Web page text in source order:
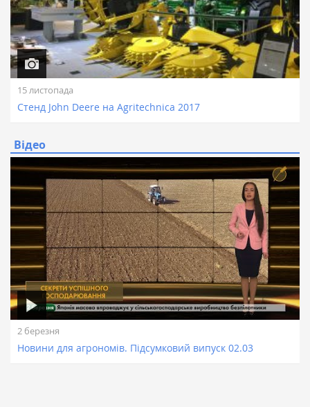
15 листопада
Стенд John Deere на Agritechnica 2017
Відео
2 березня
Новини для агрономів. Підсумковий випуск 02.03